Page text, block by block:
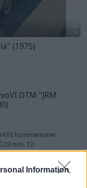
Information
(1975)
DTM "JRM
410 kommentarer
23 nov. 12